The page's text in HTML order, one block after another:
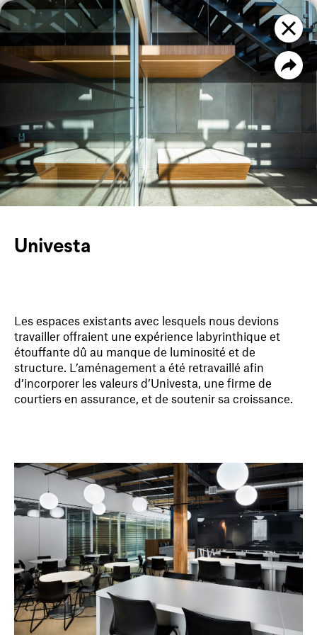
PROJETS FILTRE
Univesta
Les espaces existants avec lesquels nous devions
travailler offraient une expérience labyrinthique et
étouffante dû au manque de luminosité et de
structure. L’aménagement a été retravaillé afin
d’incorporer les valeurs d’Univesta, une firme de
courtiers en assurance, et de soutenir sa croissance.